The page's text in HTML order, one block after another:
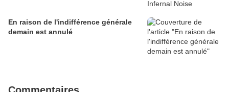
En raison de l'indifférence générale
demain est annulé